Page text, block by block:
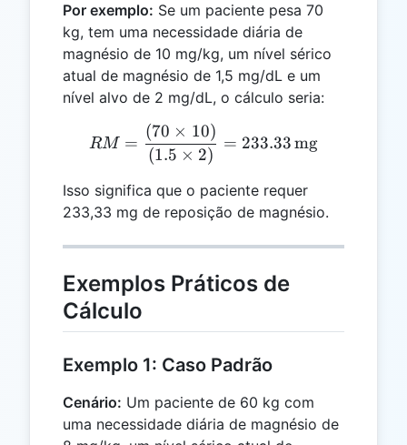
Por exemplo: Se um paciente pesa 70
kg, tem uma necessidade diária de
magnésio de 10 mg/kg, um nível sérico
atual de magnésio de 1,5 mg/dL e um
nível alvo de 2 mg/dL, o cálculo seria:
RM = \frac{(70 \times
RM =
(1.5 × 2)
(70 × 10)
= 233.33mg
Isso significa que o paciente requer
233,33 mg de reposição de magnésio.
Exemplos Práticos de
Cálculo
Exemplo 1: Caso Padrão
Cenário: Um paciente de 60 kg com
uma necessidade diária de magnésio de